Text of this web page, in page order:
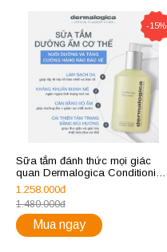
-15%
Sữa tắm đánh thức mọi giác
quan Dermalogica Conditioning
Body Wash 295ml
1.258.000đ
1.480.000đ
Mua ngay